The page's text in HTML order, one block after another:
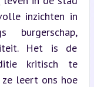
inzichten in
burgerschap,
Het is de
kritisch te
ze leert ons hoe